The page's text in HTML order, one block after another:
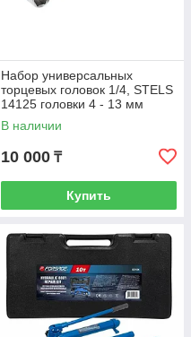
Набор универсальных
торцевых головок 1/4, STELS
14125 головки 4 - 13 мм
В наличии
10 000 ₸
Купить